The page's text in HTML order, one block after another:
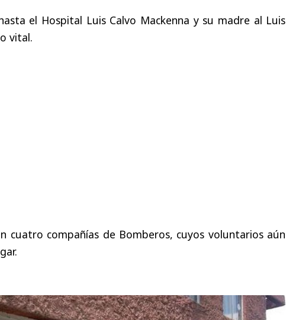
el Hospital Luis Calvo Mackenna y su madre al Luis
vital.
cuatro compañías de Bomberos, cuyos voluntarios aún